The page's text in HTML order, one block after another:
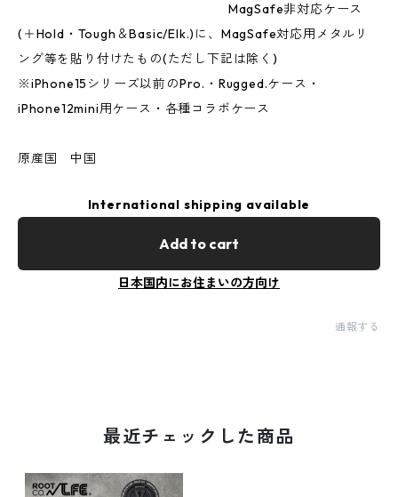
MagSafe非対応ケース
(＋Hold・Tough＆Basic/Elk.)に、MagSafe対応用メタルリ
ング等を貼り付けたもの(ただし下記は除く)
※iPhone15シリーズ以前のPro.・Rugged.ケース・
iPhone12mini用ケース・各種コラボケース
原産国 中国
International shipping available
Add to cart
日本国内にお住まいの方向け
通報する
最近チェックした商品